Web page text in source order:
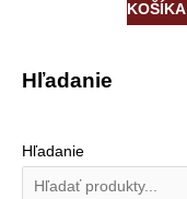
Hľadanie
Hľadanie
KOŠÍKA